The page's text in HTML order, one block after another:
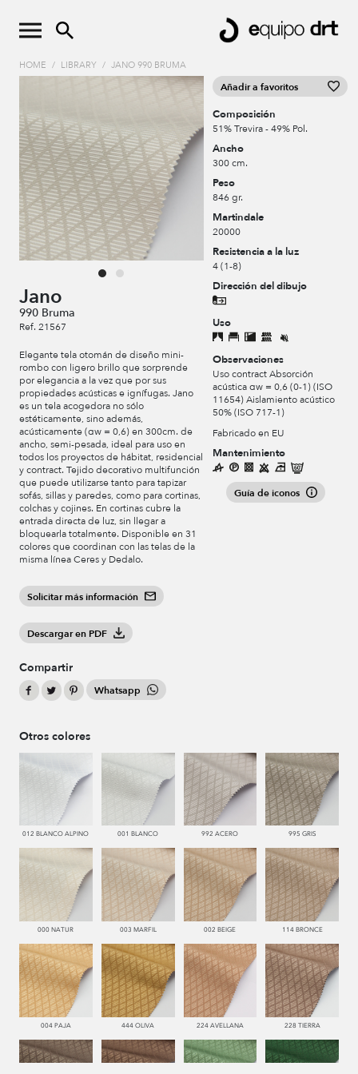
HOME / LIBRARY / JANO 990 BRUMA
Jano
990 Bruma
Ref. 21567
Elegante tela otomán de diseño mini-
rombo con ligero brillo que sorprende
por elegancia a la vez que por sus
propiedades acústicas e ignífugas. Jano
es un tela acogedora no sólo
estéticamente, sino además,
acústicamente (αw = 0,6) en 300cm. de
ancho, semi-pesada, ideal para uso en
todos los proyectos de hábitat, residencial
y contract. Tejido decorativo multifunción
que puede utilizarse tanto para tapizar
sofás, sillas y paredes, como para cortinas,
colchas y cojines. En cortinas cubre la
entrada directa de luz, sin llegar a
bloquearla totalmente. Disponible en 31
colores que coordinan con las telas de la
misma línea Ceres y Dedalo.
Solicitar más información
Descargar en PDF
Compartir
Whatsapp
Añadir a favoritos
Composición
51% Trevira - 49% Pol.
Ancho
300 cm.
Peso
846 gr.
Martindale
20000
Resistencia a la luz
4 (1-8)
Dirección del dibujo
Uso
Observaciones
Uso contract Absorción
acústica αw = 0,6 (0-1) (ISO
11654) Aislamiento acústico
50% (ISO 717-1)
Fabricado en EU
Mantenimiento
Guía de iconos
Otros colores
012 BLANCO ALPINO 001 BLANCO 992 ACERO 995 GRIS
000 NATUR 003 MARFIL 002 BEIGE 114 BRONCE
004 PAJA 444 OLIVA 224 AVELLANA 228 TIERRA